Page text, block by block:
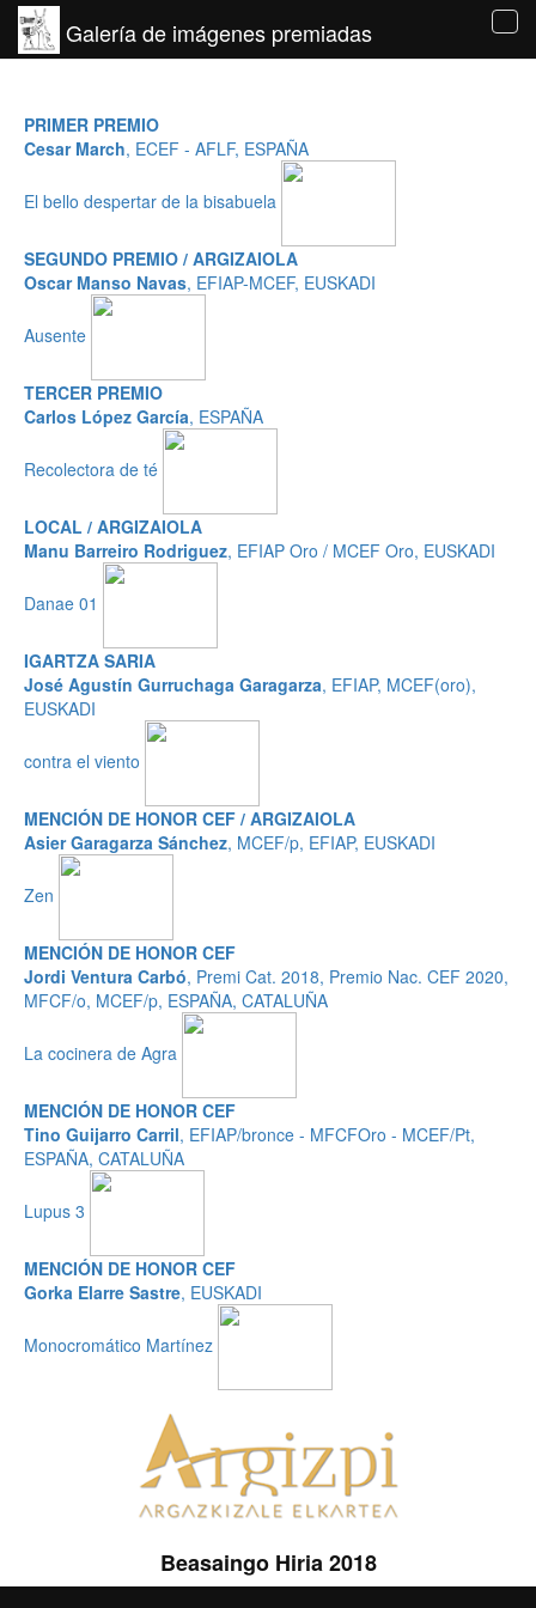
Galería de imágenes premiadas
PRIMER PREMIO
Cesar March, ECEF - AFLF, ESPAÑA
El bello despertar de la bisabuela
SEGUNDO PREMIO / ARGIZAIOLA
Oscar Manso Navas, EFIAP-MCEF, EUSKADI
Ausente
TERCER PREMIO
Carlos López García, ESPAÑA
Recolectora de té
LOCAL / ARGIZAIOLA
Manu Barreiro Rodriguez, EFIAP Oro / MCEF Oro, EUSKADI
Danae 01
IGARTZA SARIA
José Agustín Gurruchaga Garagarza, EFIAP, MCEF(oro),
EUSKADI
contra el viento
MENCIÓN DE HONOR CEF / ARGIZAIOLA
Asier Garagarza Sánchez, MCEF/p, EFIAP, EUSKADI
Zen
MENCIÓN DE HONOR CEF
Jordi Ventura Carbó, Premi Cat. 2018, Premio Nac. CEF 2020,
MFCF/o, MCEF/p, ESPAÑA, CATALUÑA
La cocinera de Agra
MENCIÓN DE HONOR CEF
Tino Guijarro Carril, EFIAP/bronce - MFCFOro - MCEF/Pt,
ESPAÑA, CATALUÑA
Lupus 3
MENCIÓN DE HONOR CEF
Gorka Elarre Sastre, EUSKADI
Monocromático Martínez
Beasaingo Hiria 2018